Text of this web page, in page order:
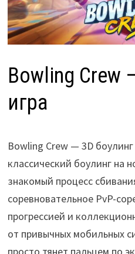
Bowling Crew
игра
Bowling Crew — 3D
классический боулинг на
знакомый процесс
соревновательное PvP-
прогрессией и
от привычных мобильных